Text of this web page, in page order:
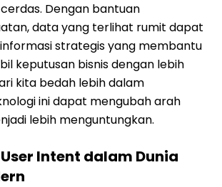
Dengan bantuan
data yang terlihat rumit dapat
strategis yang membantu
keputusan bisnis dengan lebih
kita bedah lebih dalam
ini dapat mengubah arah
lebih menguntungkan.
Intent dalam Dunia